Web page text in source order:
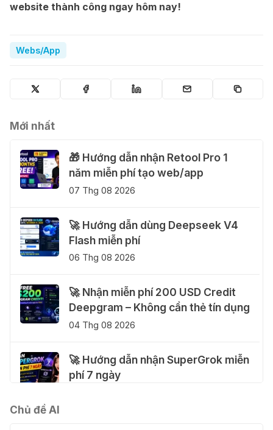
website thành công ngay hôm nay!
Webs/App
Mới nhất
🎁 Hướng dẫn nhận Retool Pro 1
năm miễn phí tạo web/app
07 Thg 08 2026
🚀 Hướng dẫn dùng Deepseek V4
Flash miễn phí
06 Thg 08 2026
🚀 Nhận miễn phí 200 USD Credit
Deepgram – Không cần thẻ tín dụng
04 Thg 08 2026
🚀 Hướng dẫn nhận SuperGrok miễn
phí 7 ngày
Chủ đề AI